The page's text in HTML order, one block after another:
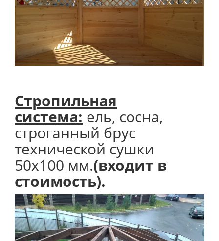
Стропильная
система: ель, сосна,
строганный брус
технической сушки
50х100 мм.(входит в
стоимость).